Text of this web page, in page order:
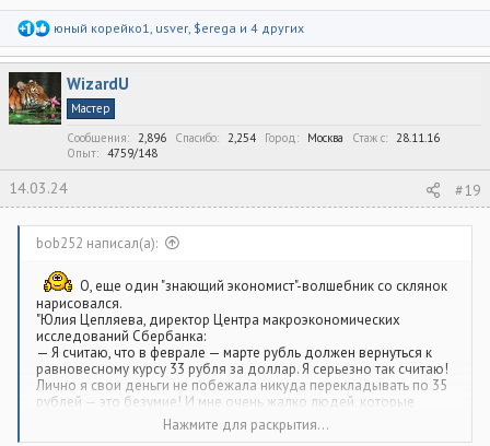
Р
а
к
и
и
юный корейко1, usver, $erega и 4 других
WizardU
Мастер
Сообщения
2,896 Спасибо 2,254 Город Москва Стаж c
28.11.16
Опыт
4759/148
14.03.24 #19
bob252 написал(а):
О, еще один "знающий экономист"-волшебник со склянок
нарисовался.
"Юлия Цепляева, директор Центра макроэкономических
исследований Сбербанка:
— Я считаю, что в феврале — марте рубль должен вернуться к
равновесному курсу 33 рубля за доллар. Я серьезно так считаю!
Лично я свои деньги не побежала никуда перекладывать по 35
рублей — это безумие! И мне очень жалко людей, которые
покупают доллар за 35 рублей, потому что вероятность, что они
потеряют свои деньги, — большая."
Нажмите для раскрытия...